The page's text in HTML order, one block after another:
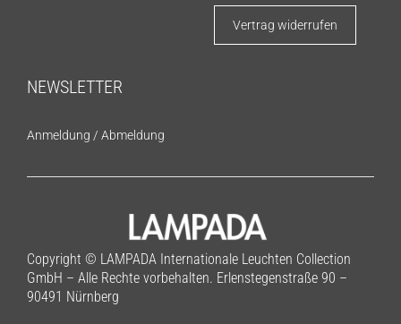
Vertrag widerrufen
NEWSLETTER
Anmeldung / Abmeldung
Copyright © LAMPADA Internationale Leuchten Collection
GmbH – Alle Rechte vorbehalten. Erlenstegenstraße 90 –
90491 Nürnberg